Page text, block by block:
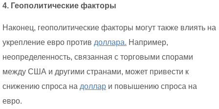
4. Геополитические факторы
Наконец, геополитические факторы могут также влиять на
укрепление евро против доллара. Например,
неопределенность, связанная с торговыми спорами
между США и другими странами, может привести к
снижению спроса на доллар и повышению спроса на
евро.